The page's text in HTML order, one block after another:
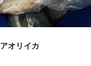
アオリイカ